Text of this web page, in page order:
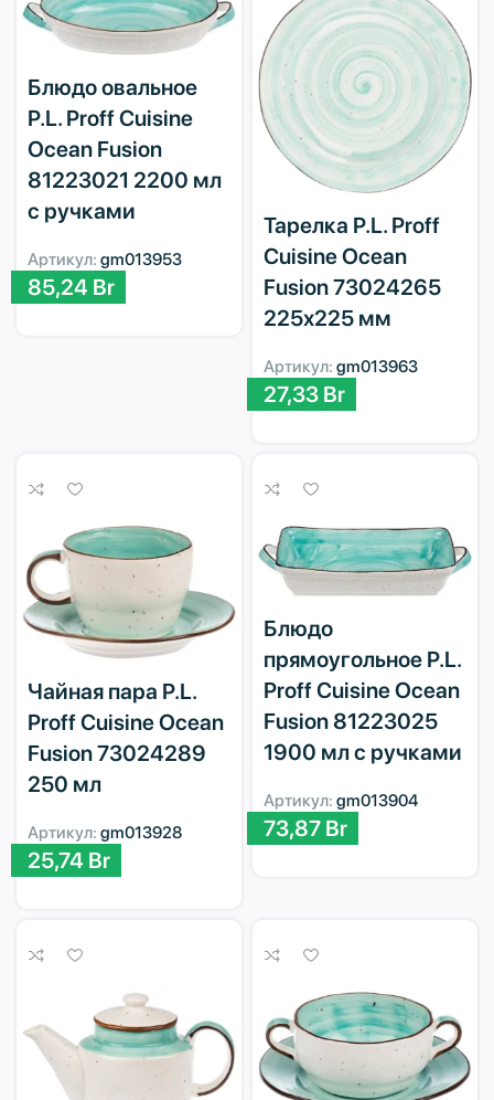
Блюдо овальное
P.L. Proff Cuisine
Ocean Fusion
81223021 2200 мл
с ручками
Артикул: gm013953
85,24 Br
Тарелка P.L. Proff
Cuisine Ocean
Fusion 73024265
225х225 мм
Артикул: gm013963
27,33 Br
Чайная пара P.L.
Proff Cuisine Ocean
Fusion 73024289
250 мл
Артикул: gm013928
25,74 Br
Блюдо
прямоугольное P.L.
Proff Cuisine Ocean
Fusion 81223025
1900 мл с ручками
Артикул: gm013904
73,87 Br